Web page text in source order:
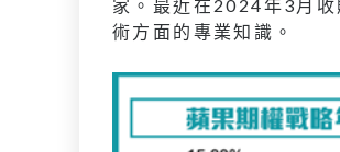
家。最近在2024年3月
術方面的專業知識。